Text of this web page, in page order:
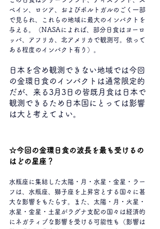
ペイン、ロシア、およびポルトガルのごく一部
で見られ、これらの地域に最大のインパクトを
与える。（NASAによれば、部分日食はヨーロ
ッパ、アフリカ、北アメリカで観測可。依って
ある程度のインパクト有り）。
日本を含め観測できない地域では今回
の金環日食のインパクトは通常限定的
だが、来る3月3日の皆既月食は日本で
観測できるため日本国にとっては影響
は大と考えてよい。
☆今回の金環日食の波長を最も受けるの
はどの星座？
水瓶座に集結した太陽・月・水星・金星・ラー
フは、水瓶座、獅子座を上昇宮とする国々に甚
大な影響をもたらす。また、太陽・月・火星・
水星・金星・土星がラグナ支配の国々は経済的
にネガティブな影響を受ける可能性も（影響は